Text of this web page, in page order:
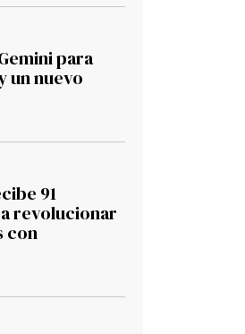
para
un nuevo
91
revolucionar
con